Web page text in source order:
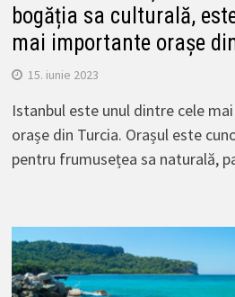
bogăția sa culturală,
mai importante orașe
15. iunie 2023
Istanbul este unul dintre cele
orașe din Turcia. Orașul este
pentru frumusețea sa naturală,